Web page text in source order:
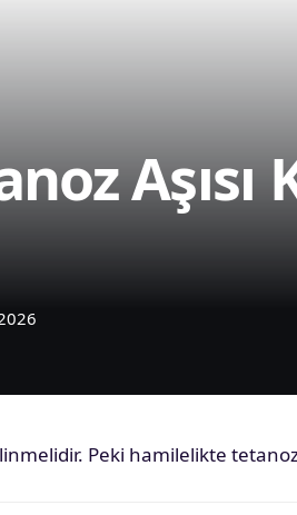
Aşısı
Peki hamilelikte tetanoz